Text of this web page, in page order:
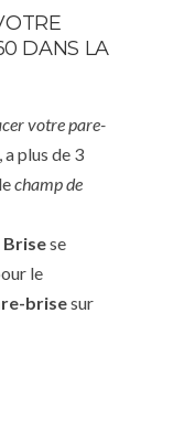
DANS LA
votre pare-
, a plus de 3
champ de
Brisese
le
brisesur